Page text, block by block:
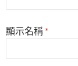
顯示名稱 *